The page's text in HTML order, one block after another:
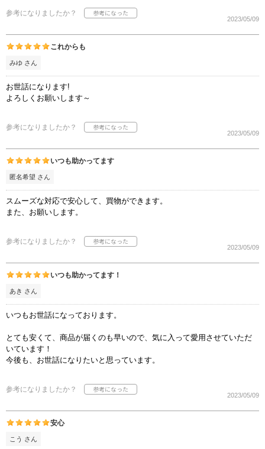
参考になりましたか？
2023/05/09
これからも
みゆ さん
お世話になります!
よろしくお願いします～
参考になりましたか？
2023/05/09
いつも助かってます
匿名希望 さん
スムーズな対応で安心して、買物ができます。
また、お願いします。
参考になりましたか？
2023/05/09
いつも助かってます！
あき さん
いつもお世話になっております。
とても安くて、商品が届くのも早いので、気に入って愛用させていただ
いています！
今後も、お世話になりたいと思っています。
参考になりましたか？
2023/05/09
安心
こう さん